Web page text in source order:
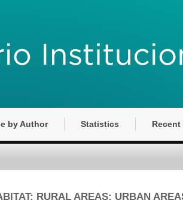
by Author Statistics
RURAL AREAS; URBAN